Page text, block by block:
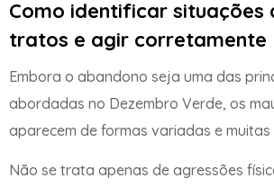
Como identificar situações
tratos e agir corretamente
Embora o abandono seja uma das
abordadas no Dezembro Verde, os
aparecem de formas variadas e muitas
Não se trata apenas de agressões